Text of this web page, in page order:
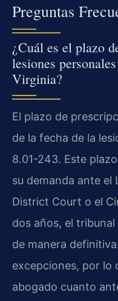
Preguntas
¿Cuál es el plazo
lesiones
Virginia?
El plazo de
de la fecha de la
8.01-243. Este
su demanda ante el
District Court o el
dos años, el
de manera
excepciones, por lo
abogado cuanto